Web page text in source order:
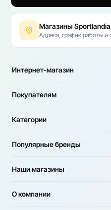
Магазины Sportlandia
Адреса, график работы и
Интернет-магазин
Покупателям
Категории
Популярные бренды
Наши магазины
О компании